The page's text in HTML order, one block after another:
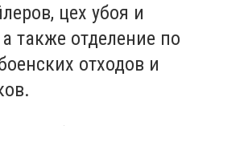
цех убоя и
также отделение по
отходов и